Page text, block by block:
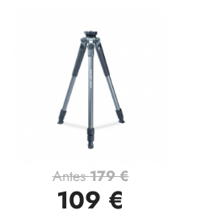
Antes179 €
109 €